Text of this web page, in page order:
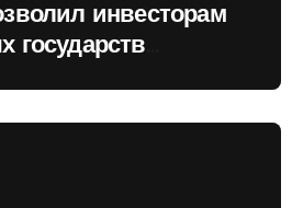
инвесторам
государств